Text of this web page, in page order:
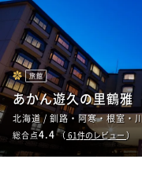
旅館
あかん遊久の里鶴雅
北海道 / 釧路・阿寒・根室・
総合点4.4（ 61件のレビュー）